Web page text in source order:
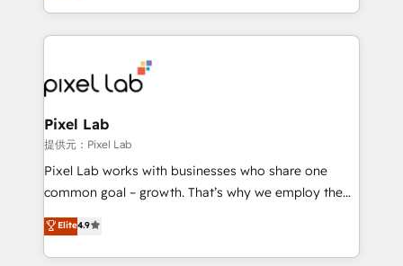
creation. iO combines in-depth knowledge on both
the marketing and technology end of HubSpot,
from end-to-end. Teams of marketing specialists,
developers, copywriters and designers work side by
side to meet the specific demands of every client
and project. Dedicated HubSpot teams combine all
skills for HubSpot projects from strategy to
implementation and training. Skilled in-house
complex API integrations with external platforms.
Working from several campuses across Belgium, The
Pixel Lab
提供元：Pixel Lab
Pixel Lab works with businesses who share one
common goal – growth. That’s why we employ the
latest innovations in disruptive technology in our
approach to web design, sales enablement and
inbound marketing that deliver month-on-month
Elite4.9